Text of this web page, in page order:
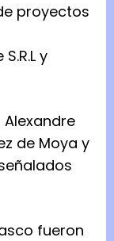
proyectos
y
Alexandre
de Moya y
fueron